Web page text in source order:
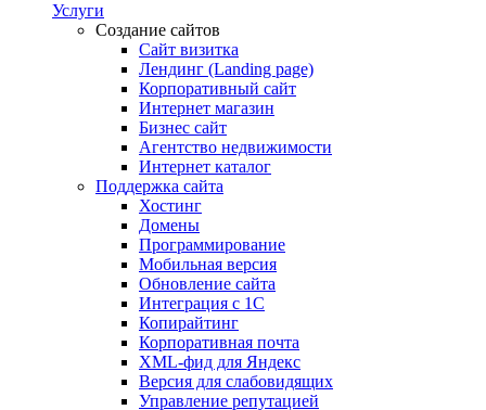
Услуги
Создание сайтов
Сайт визитка
Лендинг (Landing page)
Корпоративный сайт
Интернет магазин
Бизнес сайт
Агентство недвижимости
Интернет каталог
Поддержка сайта
Хостинг
Домены
Программирование
Мобильная версия
Обновление сайта
Интеграция с 1С
Копирайтинг
Корпоративная почта
XML-фид для Яндекс
Версия для слабовидящих
Управление репутацией